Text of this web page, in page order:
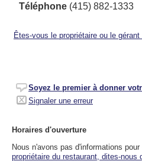
Téléphone (415) 882-1333
Êtes-vous le propriétaire ou le gérant
Soyez le premier à donner
Signaler une erreur
Horaires d'ouverture
Nous n'avons pas d'informations pour
propriétaire du restaurant, dites-nous